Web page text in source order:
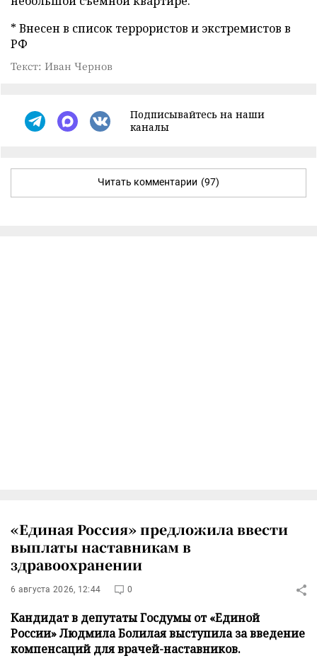
* Внесен в список террористов и экстремистов в
РФ
Текст: Иван Чернов
Подписывайтесь на наши
каналы
Читать комментарии (97)
«Единая Россия» предложила ввести
выплаты наставникам в
здравоохранении
6 августа 2026, 12:44 0
Кандидат в депутаты Госдумы от «Единой
России» Людмила Болилая выступила за введение
компенсаций для врачей-наставников.